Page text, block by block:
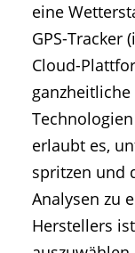
eine
GPS-Tracker
Cloud-
erlaubt es,
spritzen und
Analysen zu
Herstellers